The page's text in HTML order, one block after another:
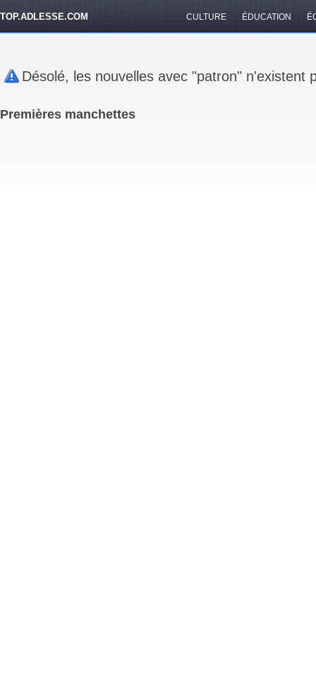
TOP.ADLESSE.COM CULTURE ÉDUCATION
Désolé, les nouvelles avec "patron" n'existent
Premières manchettes